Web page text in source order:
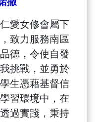
愛女修會屬下
致力服務南區
德，令使自發
挑戰，並勇於
生憑藉基督信
習環境中，在
過實踐，秉持